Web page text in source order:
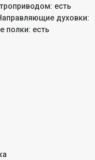
есть
духовки:
полки: есть